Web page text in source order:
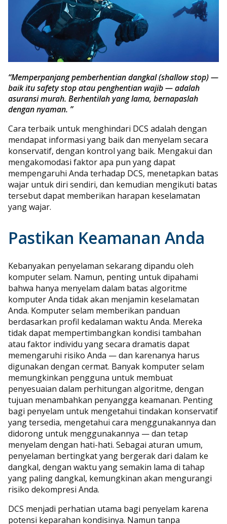
“Memperpanjang pemberhentian dangkal (shallow stop) —
baik itu safety stop atau penghentian wajib — adalah
asuransi murah. Berhentilah yang lama, bernapaslah
dengan nyaman. ”
Cara terbaik untuk menghindari DCS adalah dengan
mendapat informasi yang baik dan menyelam secara
konservatif, dengan kontrol yang baik. Mengakui dan
mengakomodasi faktor apa pun yang dapat
mempengaruhi Anda terhadap DCS, menetapkan batas
wajar untuk diri sendiri, dan kemudian mengikuti batas
tersebut dapat memberikan harapan keselamatan
yang wajar.
Pastikan Keamanan Anda
Kebanyakan penyelaman sekarang dipandu oleh
komputer selam. Namun, penting untuk dipahami
bahwa hanya menyelam dalam batas algoritme
komputer Anda tidak akan menjamin keselamatan
Anda. Komputer selam memberikan panduan
berdasarkan profil kedalaman waktu Anda. Mereka
tidak dapat mempertimbangkan kondisi tambahan
atau faktor individu yang secara dramatis dapat
memengaruhi risiko Anda — dan karenanya harus
digunakan dengan cermat. Banyak komputer selam
memungkinkan pengguna untuk membuat
penyesuaian dalam perhitungan algoritme, dengan
tujuan menambahkan penyangga keamanan. Penting
bagi penyelam untuk mengetahui tindakan konservatif
yang tersedia, mengetahui cara menggunakannya dan
didorong untuk menggunakannya — dan tetap
menyelam dengan hati-hati. Sebagai aturan umum,
penyelaman bertingkat yang bergerak dari dalam ke
dangkal, dengan waktu yang semakin lama di tahap
yang paling dangkal, kemungkinan akan mengurangi
risiko dekompresi Anda.
DCS menjadi perhatian utama bagi penyelam karena
potensi keparahan kondisinya. Namun tanpa